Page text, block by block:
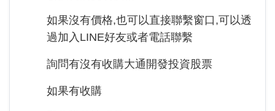
如果沒有價格,也可以直接聯繫窗口,可以透
過加入LINE好友或者電話聯繫
詢問有沒有收購大通開發投資股票
如果有收購